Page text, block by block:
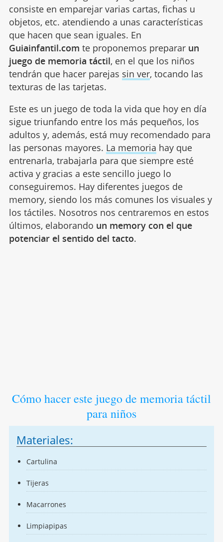
consiste en emparejar varias cartas, fichas u
objetos, etc. atendiendo a unas características
que hacen que sean iguales. En
Guiainfantil.com te proponemos preparar un
juego de memoria táctil, en el que los niños
tendrán que hacer parejas sin ver, tocando las
texturas de las tarjetas.
Este es un juego de toda la vida que hoy en día
sigue triunfando entre los más pequeños, los
adultos y, además, está muy recomendado para
las personas mayores. La memoria hay que
entrenarla, trabajarla para que siempre esté
activa y gracias a este sencillo juego lo
conseguiremos. Hay diferentes juegos de
memory, siendo los más comunes los visuales y
los táctiles. Nosotros nos centraremos en estos
últimos, elaborando un memory con el que
potenciar el sentido del tacto.
Cómo hacer este juego de memoria táctil
para niños
Materiales:
Cartulina
Tijeras
Macarrones
Limpiapipas